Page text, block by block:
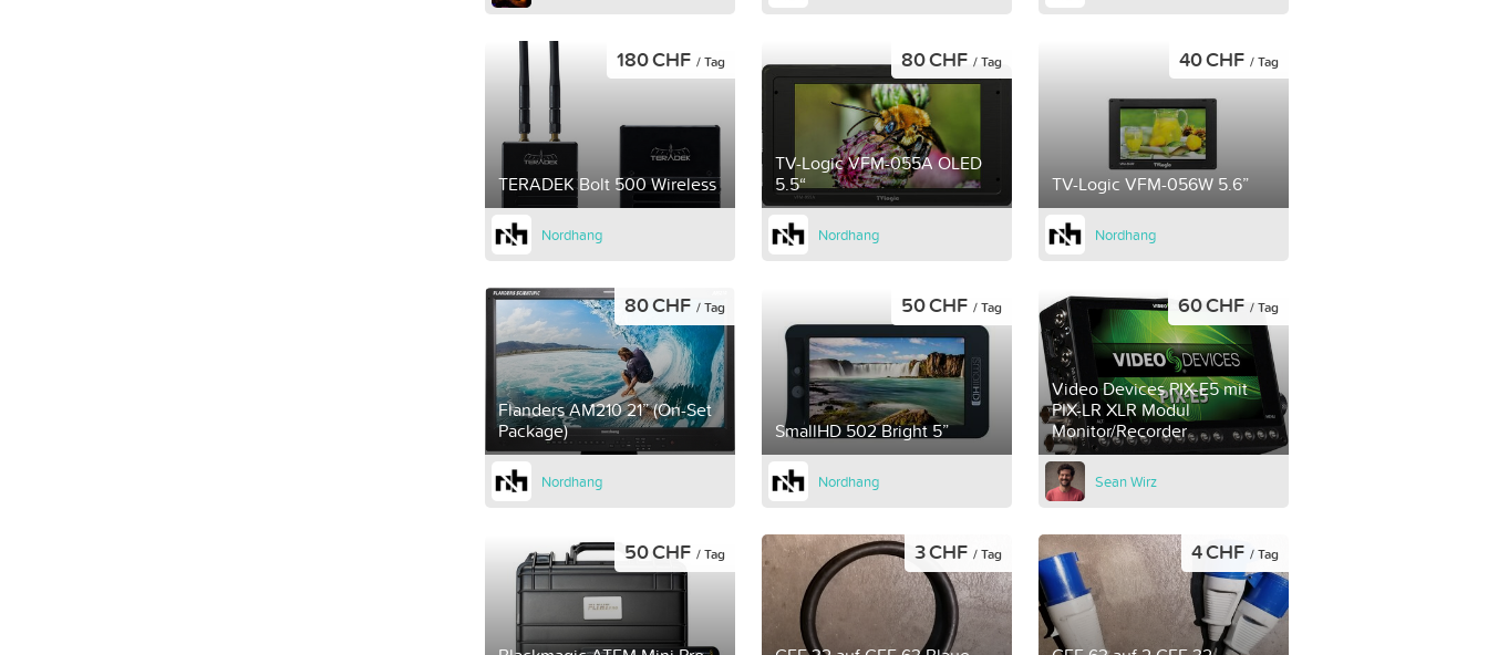
TERADEK Bolt 500 Wireless
180 CHF / Tag
Nordhang
TV-Logic VFM-055A OLED
5.5“
80 CHF / Tag
Nordhang
TV-Logic VFM-056W 5.6”
40 CHF / Tag
Nordhang
Flanders AM210 21” (On-Set
Package)
80 CHF / Tag
Nordhang
SmallHD 502 Bright 5”
50 CHF / Tag
Nordhang
Video Devices PIX-E5 mit
PIX-LR XLR Modul
Monitor/Recorder
60 CHF / Tag
Sean Wirz
50 CHF / Tag 3 CHF / Tag 4 CHF / Tag